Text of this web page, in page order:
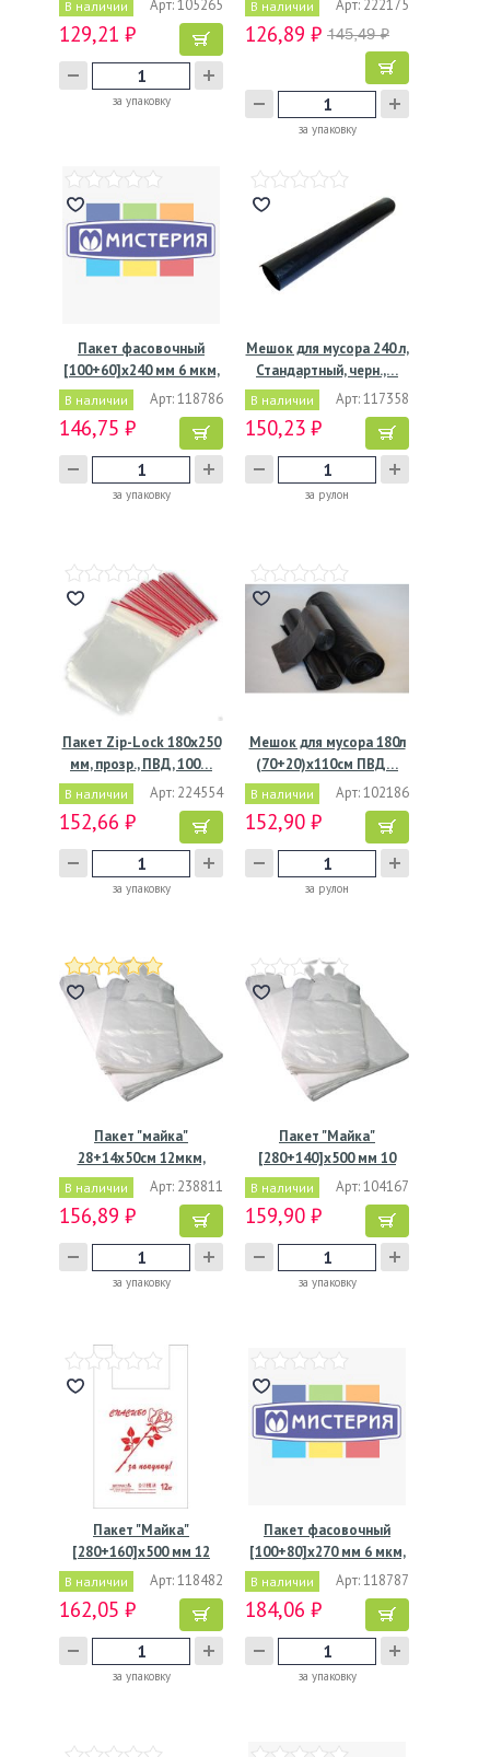
В наличии Арт: 105265
129,21 ₽
за упаковку
В наличии Арт: 222175
126,89 ₽ 145,49 ₽
за упаковку
Пакет фасовочный
[100+60]х240 мм 6 мкм,
В наличии Арт: 118786
146,75 ₽
за упаковку
Мешок для мусора 240 л,
Стандартный, черн.,…
В наличии Арт: 117358
150,23 ₽
за рулон
Пакет Zip-Lock 180х250
мм, прозр., ПВД, 100…
В наличии Арт: 224554
152,66 ₽
за упаковку
Мешок для мусора 180л
(70+20)х110см ПВД…
В наличии Арт: 102186
152,90 ₽
за рулон
Пакет "майка"
28+14х50см 12мкм,
белый, ПНД
В наличии Арт: 238811
156,89 ₽
за упаковку
Пакет "Майка"
[280+140]х500 мм 10
мкм, бел.,…
В наличии Арт: 104167
159,90 ₽
за упаковку
Пакет "Майка"
[280+160]х500 мм 12
мкм, диз.…
В наличии Арт: 118482
162,05 ₽
за упаковку
Пакет фасовочный
[100+80]х270 мм 6 мкм,
В наличии Арт: 118787
184,06 ₽
за упаковку